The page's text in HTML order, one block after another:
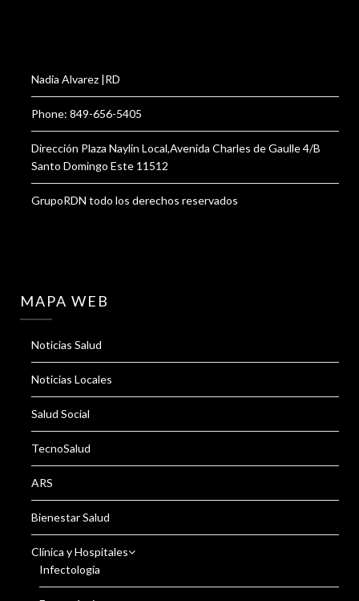
Nadia Alvarez |RD
Phone: 849-656-5405
Dirección Plaza Naylin Local,Avenida Charles de Gaulle 4/B
Santo Domingo Este 11512
GrupoRDN todo los derechos reservados
MAPA WEB
Noticias Salud
Noticias Locales
Salud Social
TecnoSalud
ARS
Bienestar Salud
Clínica y Hospitales
Infectología